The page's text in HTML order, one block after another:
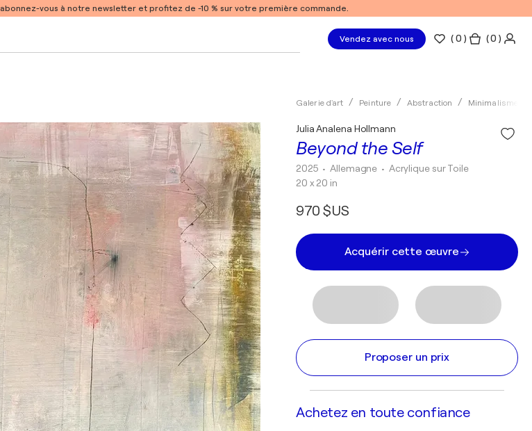
abonnez-vous à notre newsletter et profitez de -10 % sur votre première commande.
Vendez avec nous (0 ) ( 0 )
Galerie d'art Peinture Abstraction Minimalisme
Beyond the Self
Julia Analena Hollmann
2025 • Allemagne • Acrylique sur Toile
20 x 20 in
970 $US
Acquérir cette œuvre
Proposer un prix
Achetez en toute confiance